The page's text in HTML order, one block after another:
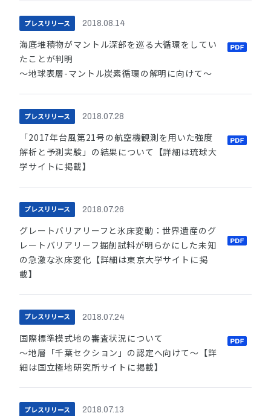
プレスリリース 2018.08.14
海底堆積物がマントル深部を巡る大循環をしてい
たことが判明
～地球表層-マントル炭素循環の解明に向けて～
プレスリリース 2018.07.28
「2017年台風第21号の航空機観測を用いた強度
解析と予測実験」の結果について【詳細は琉球大
学サイトに掲載】
プレスリリース 2018.07.26
グレートバリアリーフと氷床変動：世界遺産のグ
レートバリアリーフ掘削試料が明らかにした未知
の急激な氷床変化【詳細は東京大学サイトに掲
載】
プレスリリース 2018.07.24
国際標準模式地の審査状況について
～地層「千葉セクション」の認定へ向けて～【詳
細は国立極地研究所サイトに掲載】
プレスリリース 2018.07.13